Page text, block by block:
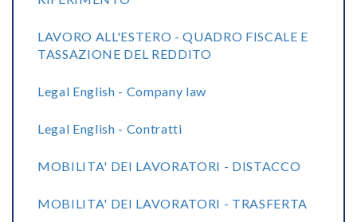
LAVORO ALL'ESTERO - QUADRO FISCALE E
TASSAZIONE DEL REDDITO
Legal English - Company law
Legal English - Contratti
MOBILITA' DEI LAVORATORI - DISTACCO
MOBILITA' DEI LAVORATORI - TRASFERTA